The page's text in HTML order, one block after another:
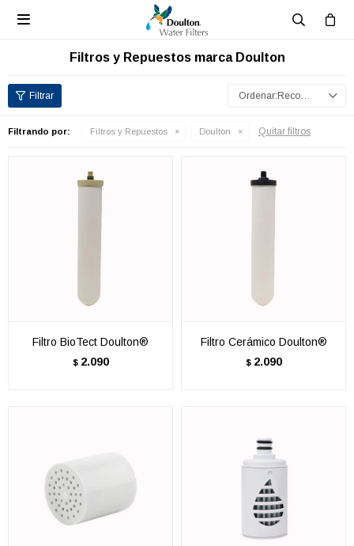

Filtros y Repuestos marca Doulton
Recomendados
Filtrando por: Filtros y Repuestos Doulton Quitar filtros
Filtro BioTect Doulton®
$ 2.090
Filtro Cerámico Doulton®
$ 2.090